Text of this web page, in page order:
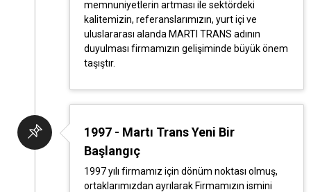
memnuniyetlerin artması ile sektördeki
kalitemizin, referanslarımızın, yurt içi ve
uluslararası alanda MARTI TRANS adının
duyulması firmamızın gelişiminde büyük önem
taşıştır.
1997 - Martı Trans Yeni Bir
Başlangıç
1997 yılı firmamız için dönüm noktası olmuş,
ortaklarımızdan ayrılarak Firmamızın ismini